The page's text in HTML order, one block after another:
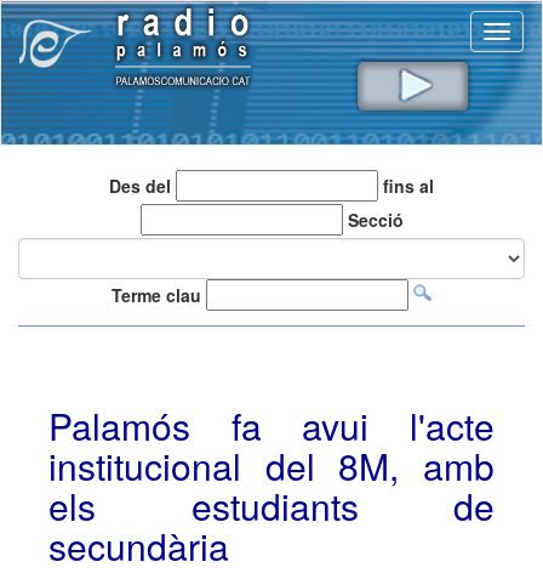
Des del
fins al
Secció
Terme clau
Palamós fa avui l'acte
institucional del 8M, amb
els estudiants de
secundària